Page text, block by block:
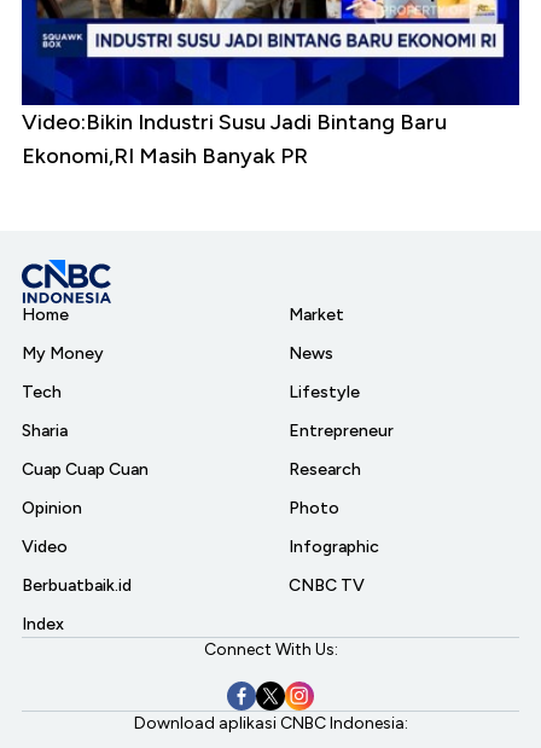
Video:Bikin Industri Susu Jadi Bintang Baru
Ekonomi,RI Masih Banyak PR
Home
My Money
Tech
Sharia
Cuap Cuap Cuan
Opinion
Video
Berbuatbaik.id
Index
Market
News
Lifestyle
Entrepreneur
Research
Photo
Infographic
CNBC TV
Connect With Us:
Download aplikasi CNBC Indonesia: